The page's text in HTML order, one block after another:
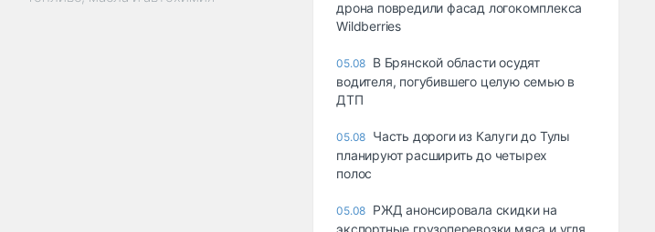
дрона повредили фасад логокомплекса
Wildberries
05.08 В Брянской области осудят
водителя, погубившего целую семью в
ДТП
05.08 Часть дороги из Калуги до Тулы
планируют расширить до четырех
полос
05.08 РЖД анонсировала скидки на